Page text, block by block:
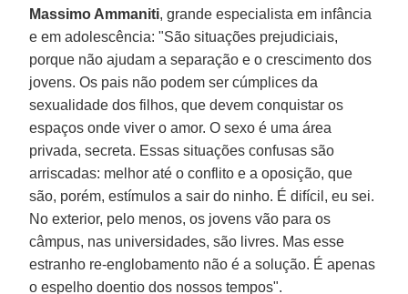
Massimo Ammaniti, grande especialista em infância
e em adolescência: "São situações prejudiciais,
porque não ajudam a separação e o crescimento dos
jovens. Os pais não podem ser cúmplices da
sexualidade dos filhos, que devem conquistar os
espaços onde viver o amor. O sexo é uma área
privada, secreta. Essas situações confusas são
arriscadas: melhor até o conflito e a oposição, que
são, porém, estímulos a sair do ninho. É difícil, eu sei.
No exterior, pelo menos, os jovens vão para os
câmpus, nas universidades, são livres. Mas esse
estranho re-englobamento não é a solução. É apenas
o espelho doentio dos nossos tempos".